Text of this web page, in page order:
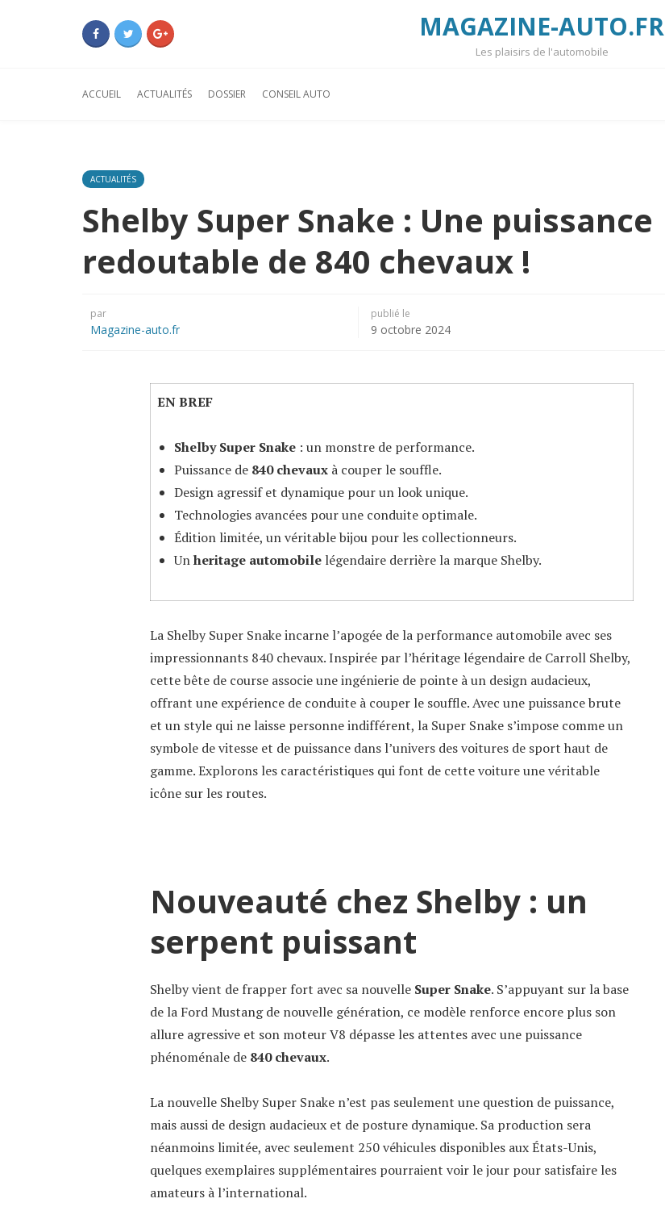
MAGAZINE-AUTO.FR
Les plaisirs de l'automobile
ACCUEIL ACTUALITÉS DOSSIER CONSEIL AUTO
ACTUALITÉS
Shelby Super Snake : Une puissance
redoutable de 840 chevaux !
par
Magazine-auto.fr
publié le
9 octobre 2024
EN BREF
Shelby Super Snake: un monstre de performance.
Puissance de 840 chevauxà couper le souffle.
Design agressif et dynamique pour un look unique.
Technologies avancées pour une conduite optimale.
Édition limitée, un véritable bijou pour les collectionneurs.
Unheritage automobilelégendaire derrière la marque Shelby.
La Shelby Super Snake incarne l’apogée de la performance automobile avec ses
impressionnants 840 chevaux. Inspirée par l’héritage légendaire de Carroll Shelby,
cette bête de course associe une ingénierie de pointe à un design audacieux,
offrant une expérience de conduite à couper le souffle. Avec une puissance brute
et un style qui ne laisse personne indifférent, la Super Snake s’impose comme un
symbole de vitesse et de puissance dans l’univers des voitures de sport haut de
gamme. Explorons les caractéristiques qui font de cette voiture une véritable
icône sur les routes.
Nouveauté chez Shelby : un
serpent puissant
Shelby vient de frapper fort avec sa nouvelle Super Snake. S’appuyant sur la base
de la Ford Mustang de nouvelle génération, ce modèle renforce encore plus son
allure agressive et son moteur V8 dépasse les attentes avec une puissance
phénoménale de 840 chevaux.
La nouvelle Shelby Super Snake n’est pas seulement une question de puissance,
mais aussi de design audacieux et de posture dynamique. Sa production sera
néanmoins limitée, avec seulement 250 véhicules disponibles aux États-Unis,
quelques exemplaires supplémentaires pourraient voir le jour pour satisfaire les
amateurs à l’international.